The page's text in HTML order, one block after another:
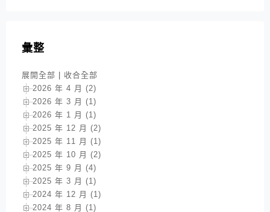
彙整
展開全部
收合全部
2026 年 4 月 (2)
2026 年 3 月 (1)
2026 年 1 月 (1)
2025 年 12 月 (2)
2025 年 11 月 (1)
2025 年 10 月 (2)
2025 年 9 月 (4)
2025 年 3 月 (1)
2024 年 12 月 (1)
2024 年 8 月 (1)